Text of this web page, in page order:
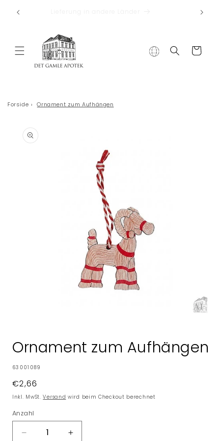
Inhalt
Warenkorb
Forside › Ornament zum Aufhängen
Modal
öffnen
Ornament zum Aufhängen
SKU:
63001089
Normaler
Preis
€2,66
Inkl. MwSt.Versand wird beim Checkout berechnet
Anzahl
Verringere
Erhöhe